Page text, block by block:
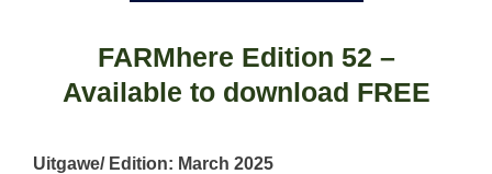
FARMhere Edition 52 –
Available to download FREE
Uitgawe/ Edition: March 2025